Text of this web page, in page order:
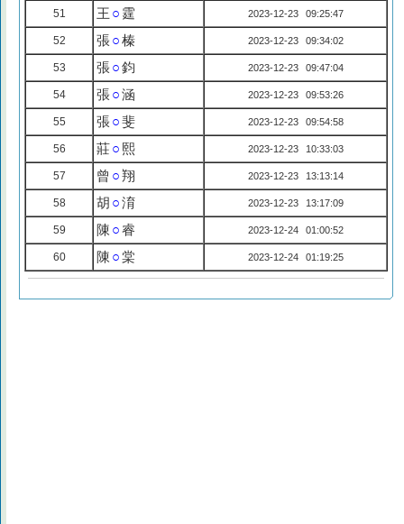
51 王 ○ 霆 2023-12-23 09:25:47
52 張○榛 2023-12-23 09:34:02
53 張○鈞 2023-12-23 09:47:04
54 張○涵 2023-12-23 09:53:26
55 張○斐 2023-12-23 09:54:58
56 莊○ 熙 2023-12-23 10:33:03
57 曾 ○翔 2023-12-23 13:13:14
58 胡 ○淯 2023-12-23 13:17:09
59 陳 ○睿 2023-12-24 01:00:52
60 陳 ○棠 2023-12-24 01:19:25